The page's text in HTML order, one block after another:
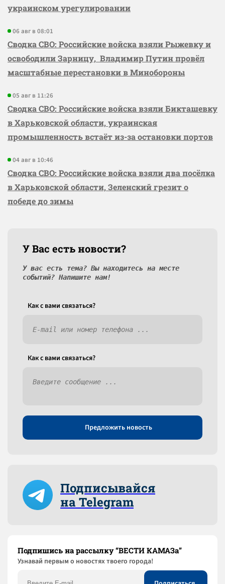
украинском урегулировании
06 авг в 08:01
Сводка СВО: Российские войска взяли Рыжевку и
освободили Зарницу, Владимир Путин провёл
масштабные перестановки в Минобороны
05 авг в 11:26
Сводка СВО: Российские войска взяли Бикташевку
в Харьковской области, украинская
промышленность встаёт из-за остановки портов
04 авг в 10:46
Сводка СВО: Российские войска взяли два посёлка
в Харьковской области, Зеленский грезит о
победе до зимы
У Вас есть новости?
У вас есть тема? Вы находитесь на месте
событий? Напишите нам!
Как c вами связаться?
Как c вами связаться?
Предложить новость
Подписывайся
на Telegram
Подпишись на рассылку “ВЕСТИ КАМАЗа”
Узнaвай первым о новостях твоего города!